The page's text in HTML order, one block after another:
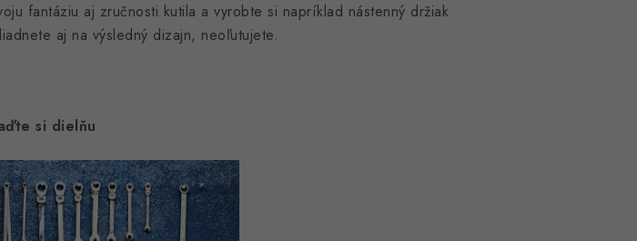
fantáziu aj zručnosti kutila a vyrobte si napríklad nástenný držiak
aj na výsledný dizajn, neoľutujete.
si dielňu